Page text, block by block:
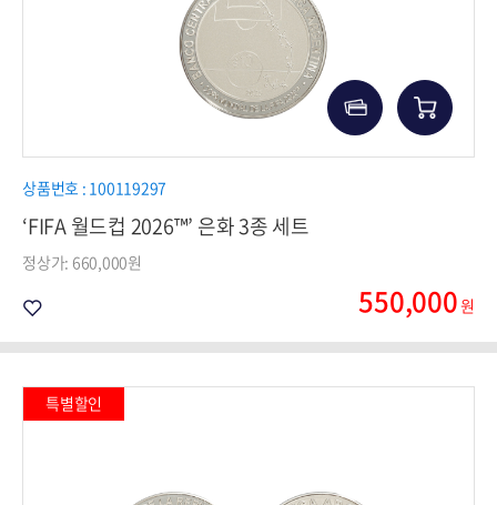
상품번호 : 100119297
‘FIFA 월드컵 2026™’ 은화 3종 세트
정상가: 660,000원
550,000원
특별할인